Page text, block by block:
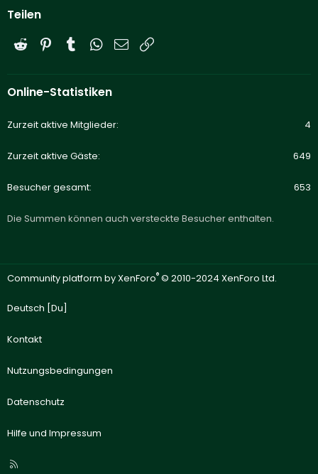
Teilen
Reddit PinterestTumblrWhatsApp
E-Mail
Online-Statistiken
Zurzeit aktive Mitglieder 4
Zurzeit aktive Gäste 649
Besucher gesamt 653
Die Summen können auch versteckte Besucher enthalten.
Community platform by XenForo® © 2010-2024 XenForo Ltd.
Deutsch [Du]
Kontakt
Nutzungsbedingungen
Datenschutz
Hilfe und Impressum
R